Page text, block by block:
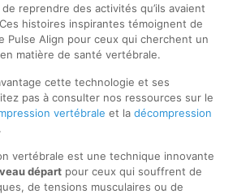
reprendre des activités qu’ils avaient
histoires inspirantes témoignent de
Pulse Align pour ceux qui cherchent un
matière de santé vertébrale.
cette technologie et ses
pas à consulter nos ressources sur le
vertébrale et la décompression
.
vertébrale est une technique innovante
départpour ceux qui souffrent de
de tensions musculaires ou de